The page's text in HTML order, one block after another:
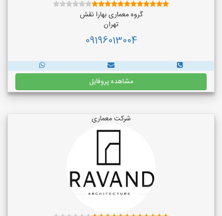
گروه معماری بهارا نقش
تهران
09196013004
مشاهده پروفایل
شرکت معماری